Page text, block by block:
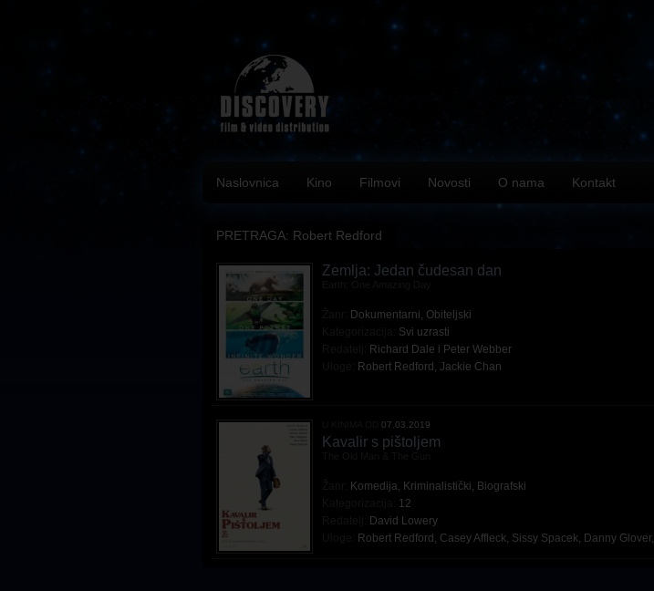
Naslovnica Kino Filmovi Novosti O nama Kontakt
PRETRAGA: Robert Redford
Zemlja: Jedan čudesan dan
Dokumentarni, Obiteljski
Svi uzrasti
Richard Dale i Peter Webber
Robert Redford , Jackie Chan
07.03.2019
Kavalir s pištoljem
Komedija, Kriminalistički, Biografski
12
David Lowery
Robert Redford , Casey Affleck, Sissy Spacek, Danny Glover,